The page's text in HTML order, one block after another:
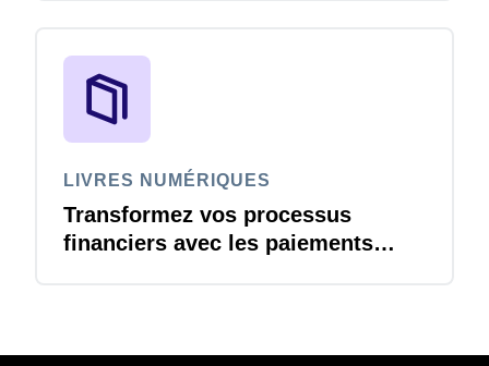
LIVRES NUMÉRIQUES
Transformez vos processus
financiers avec les paiements